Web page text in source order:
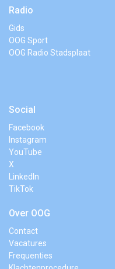
Radio
Gids
OOG Sport
OOG Radio Stadsplaat
Social
Facebook
Instagram
YouTube
X
LinkedIn
TikTok
Over OOG
Contact
Vacatures
Frequenties